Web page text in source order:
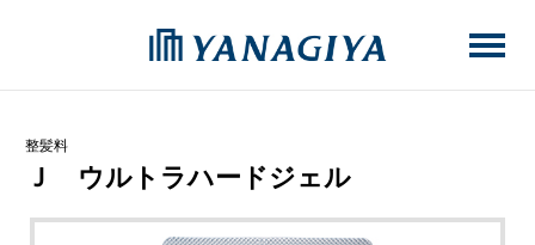
整髪料
Ｊ ウルトラハードジェル